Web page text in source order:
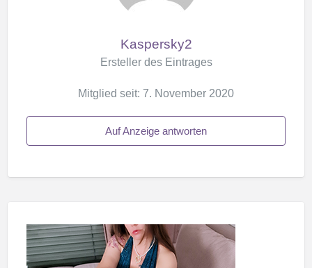
Kaspersky2
Ersteller des Eintrages
Mitglied seit: 7. November 2020
Auf Anzeige antworten